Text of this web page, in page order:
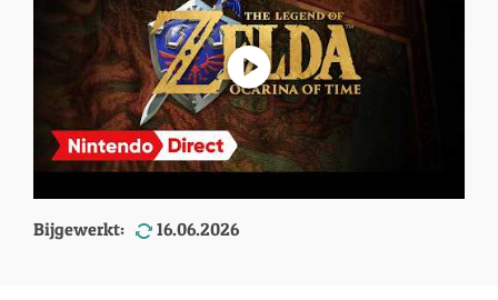
Bijgewerkt: 16.06.2026